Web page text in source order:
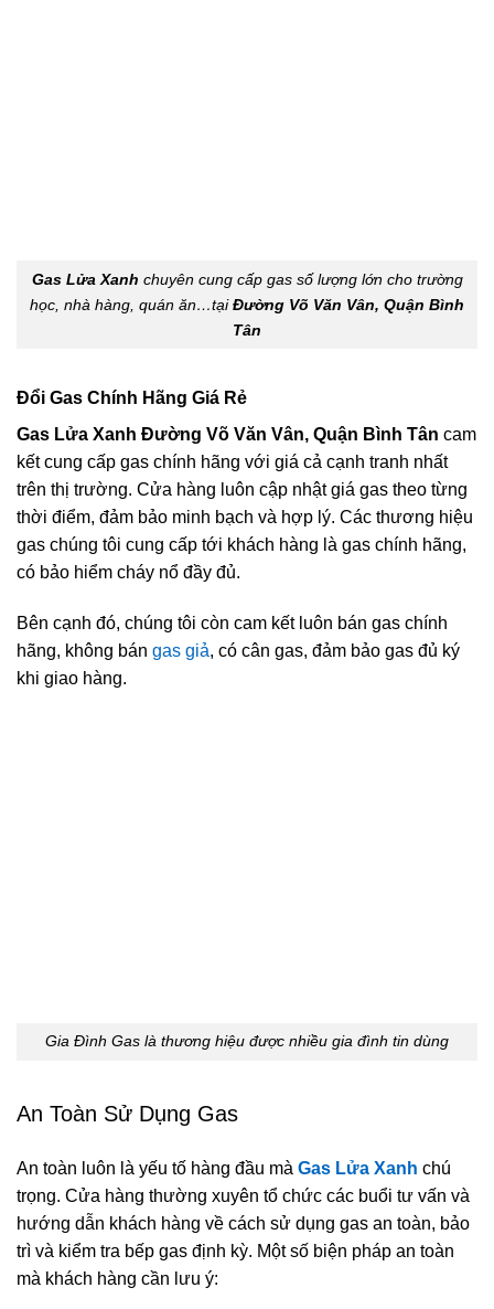
Gas Lửa Xanh chuyên cung cấp gas số lượng lớn cho trường
học, nhà hàng, quán ăn…tạiĐường Võ Văn Vân, Quận Bình
Tân
Đổi Gas Chính Hãng Giá Rẻ
Gas Lửa Xanh Đường Võ Văn Vân, Quận Bình Tân cam
kết cung cấp gas chính hãng với giá cả cạnh tranh nhất
trên thị trường. Cửa hàng luôn cập nhật giá gas theo từng
thời điểm, đảm bảo minh bạch và hợp lý. Các thương hiệu
gas chúng tôi cung cấp tới khách hàng là gas chính hãng,
có bảo hiểm cháy nổ đầy đủ.
Bên cạnh đó, chúng tôi còn cam kết luôn bán gas chính
hãng, không bán gas giả, có cân gas, đảm bảo gas đủ ký
khi giao hàng.
Gia Đình Gas là thương hiệu được nhiều gia đình tin dùng
An Toàn Sử Dụng Gas
An toàn luôn là yếu tố hàng đầu mà Gas Lửa Xanh chú
trọng. Cửa hàng thường xuyên tổ chức các buổi tư vấn và
hướng dẫn khách hàng về cách sử dụng gas an toàn, bảo
trì và kiểm tra bếp gas định kỳ. Một số biện pháp an toàn
mà khách hàng cần lưu ý: